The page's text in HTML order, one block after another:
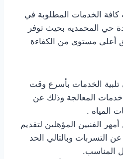
الخدمات المطلوبة في
حي المحمديه بحيث توفر
أعلى مستوى من الكفاءة
الخدمات بأسرع وقت
المعالجة وذلك عن
المياه .
الفنيين المؤهلين لتقديم
وبالتالي الحد
المناسب.